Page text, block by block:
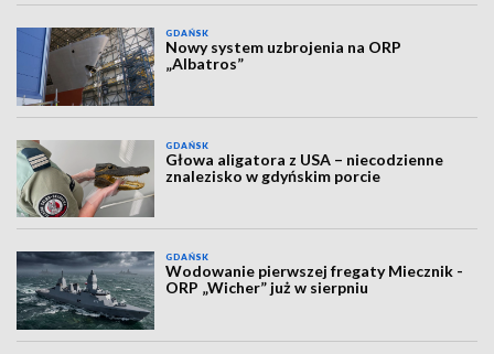
GDAŃSK
Nowy system uzbrojenia na ORP
„Albatros”
GDAŃSK
Głowa aligatora z USA – niecodzienne
znalezisko w gdyńskim porcie
GDAŃSK
Wodowanie pierwszej fregaty Miecznik -
ORP „Wicher” już w sierpniu